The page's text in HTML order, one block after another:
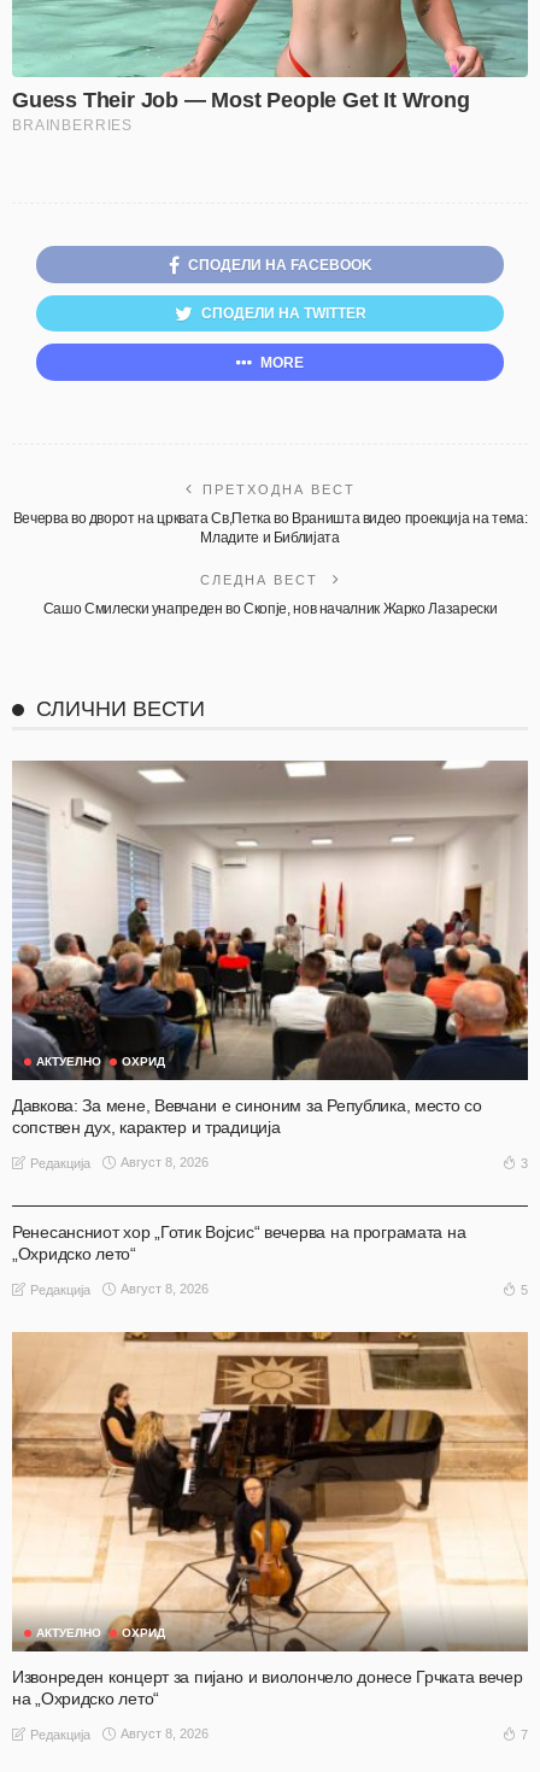
СПОДЕЛИ НА FACEBOOK
СПОДЕЛИ НА TWITTER
MORE
ПРЕТХОДНА ВЕСТ
Вечерва во дворот на црквата Св,Петка во Враништа видео проекција на тема:
Младите и Библијата
СЛЕДНА ВЕСТ
Сашо Смилески унапреден во Скопје, нов началник Жарко Лазарески
СЛИЧНИ ВЕСТИ
АКТУЕЛНО ОХРИД
Давкова: За мене, Вевчани е синоним за Република, место со
сопствен дух, карактер и традиција
Редакција Август 8, 2026 3
Ренесансниот хор „Готик Војсис“ вечерва на програмата на
„Охридско лето“
Редакција Август 8, 2026 5
АКТУЕЛНО ОХРИД
Извонреден концерт за пијано и виолончело донесе Грчката вечер
на „Охридско лето“
Редакција Август 8, 2026 7